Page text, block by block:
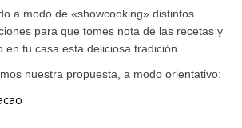
a modo de «showcooking» distintos
para que tomes nota de las recetas y
en tu casa esta deliciosa tradición.
nuestra propuesta, a modo orientativo: